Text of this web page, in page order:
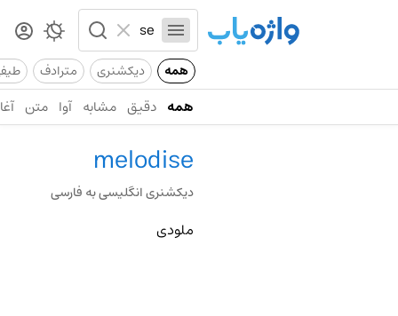
همه دیکشنری مترادف
همه دقیق مشابه آوا متن
melodise
دیکشنری انگلیسی به فارسی
ملودی